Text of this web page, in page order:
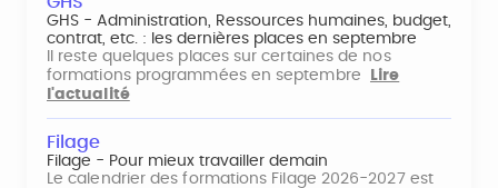
GHS - Administration, Ressources humaines, budget,
contrat, etc. : les dernières places en septembre
Il reste quelques places sur certaines de nos
formations programmées en septembre
Lire
l'actualité
Filage
Filage - Pour mieux travailler demain
Le calendrier des formations Filage 2026-2027 est